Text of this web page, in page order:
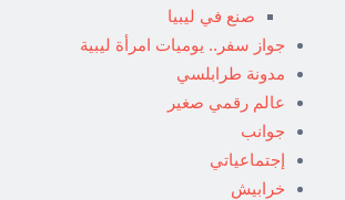
صنع في ليبيا
جواز سفر.. يوميات امرأة ليبية
مدونة طرابلسي
عالم رقمي صغير
جوانب
إجتماعياتي
خرابيش